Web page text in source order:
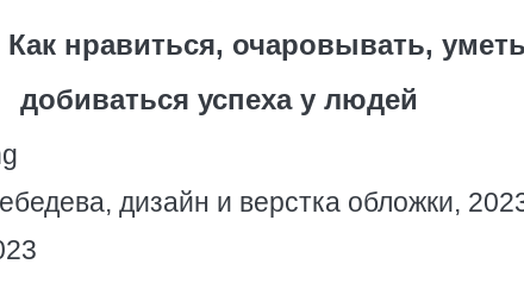
нравиться, очаровывать,
добиваться успеха у людей
дизайн и верстка обложки,